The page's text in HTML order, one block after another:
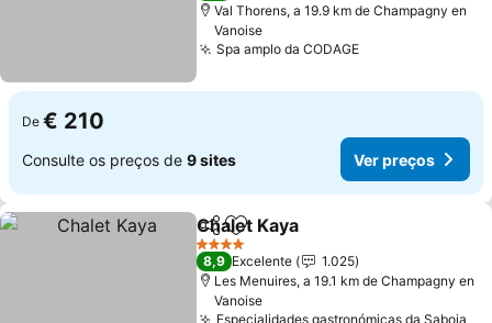
Val Thorens, a 19.9 km de Champagny en
Vanoise
Spa amplo da CODAGEVer preços
De € 210
Consulte os preços de 9 sites Ver preços
PartilharAdicionar aos favoritos
Chalet Kaya
4 Estrelas
8,9 Excelente
1.025
Les Menuires, a 19.1 km de Champagny en
Vanoise
Especialidades gastronómicas da Saboia